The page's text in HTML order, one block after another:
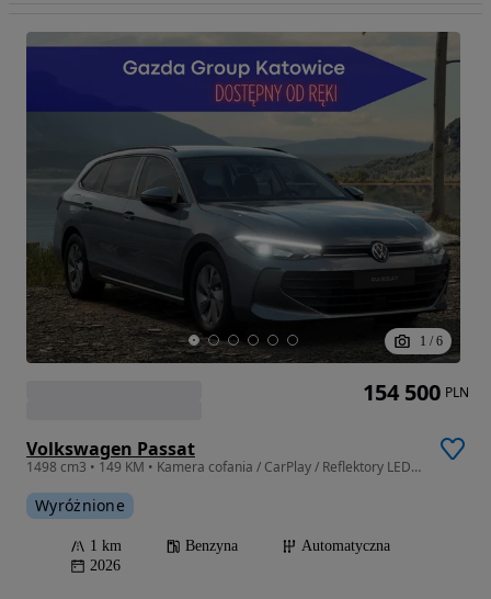
1 / 6
Volkswagen Passat
1498 cm3 • 149 KM • Kamera cofania / CarPlay / Reflektory LED / Koło zapasowe
Wyróżnione
1 km Benzyna
Automatyczna
2026
154 500 PLN